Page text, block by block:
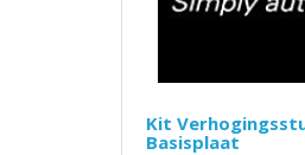
Kit
Basisplaat